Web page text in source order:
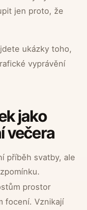
jen proto, že
ukázky toho,
vyprávění
jako
večera
příběh svatby, ale
prostor
focení. Vznikají